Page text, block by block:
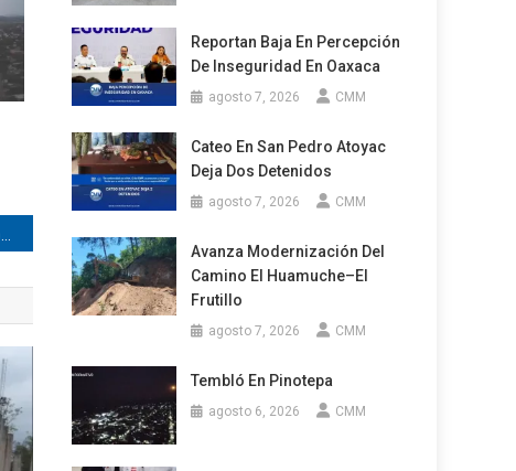
Guerreros Tata’Chu celebrará su quinto aniversario en Huaxpaltepec
Reportan Baja En Percepción
De Inseguridad En Oaxaca
agosto 7, 2026 CMM
Cateo En San Pedro Atoyac
Deja Dos Detenidos
agosto 7, 2026 CMM
Avanza Modernización Del
Camino El Huamuche–El
Frutillo
agosto 7, 2026 CMM
Tembló En Pinotepa
agosto 6, 2026 CMM